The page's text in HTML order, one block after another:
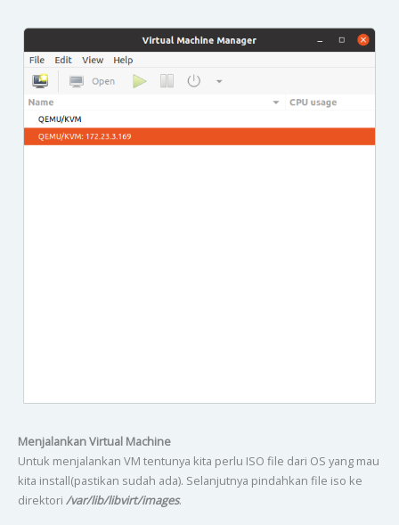
Menjalankan Virtual Machine
Untuk menjalankan VM tentunya kita perlu ISO file dari OS yang mau
kita install(pastikan sudah ada). Selanjutnya pindahkan file iso ke
direktori /var/lib/libvirt/images.